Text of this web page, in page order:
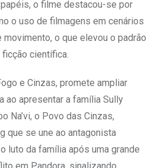
o filme destacou-se por
o uso de filmagens em cenários
o que elevou o padrão
científica.
e Cinzas, promete ampliar
ao apresentar a família Sully
Na’vi, o Povo das Cinzas,
que se une ao antagonista
luto da família após uma grande